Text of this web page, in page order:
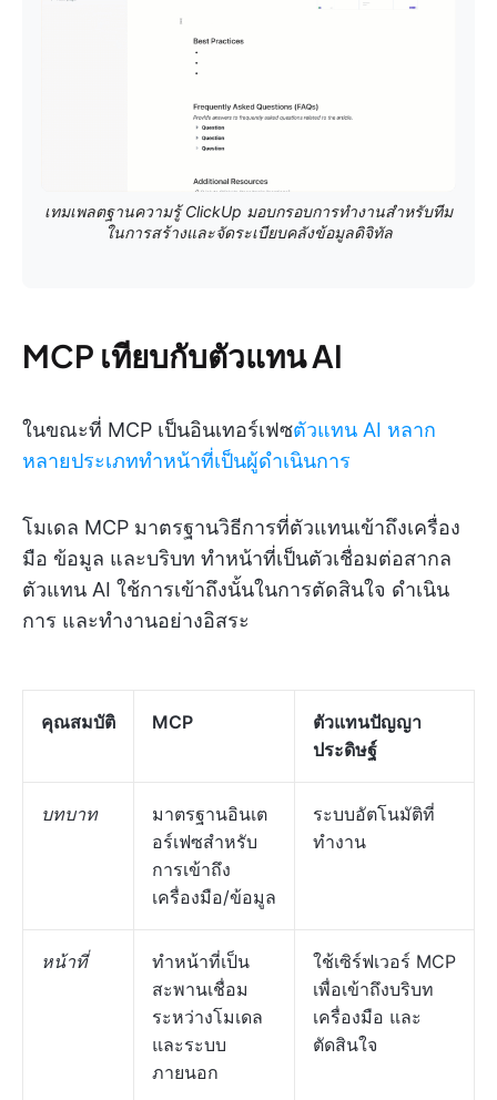
เทมเพลตฐานความรู้ ClickUp มอบกรอบการทำงานสำหรับทีม
ในการสร้างและจัดระเบียบคลังข้อมูลดิจิทัล
MCP เทียบกับตัวแทน AI
ในขณะที่ MCP เป็นอินเทอร์เฟซตัวแทน AI หลาก
หลายประเภททำหน้าที่เป็นผู้ดำเนินการ
โมเดล MCP มาตรฐานวิธีการที่ตัวแทนเข้าถึงเครื่อง
มือ ข้อมูล และบริบท ทำหน้าที่เป็นตัวเชื่อมต่อสากล
ตัวแทน AI ใช้การเข้าถึงนั้นในการตัดสินใจ ดำเนิน
การ และทำงานอย่างอิสระ
คุณสมบัติ MCP
ตัวแทนปัญญา
ประดิษฐ์
บทบาท
มาตรฐานอินเต
อร์เฟซสำหรับ
การเข้าถึง
เครื่องมือ/ข้อมูล
ระบบอัตโนมัติที่
ทำงาน
หน้าที่
ทำหน้าที่เป็น
สะพานเชื่อม
ระหว่างโมเดล
และระบบ
ภายนอก
ใช้เซิร์ฟเวอร์ MCP
เพื่อเข้าถึงบริบท
เครื่องมือ และ
ตัดสินใจ